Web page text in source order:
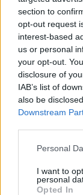
section to
opt-out request
interest-based
us or personal
your opt-out.
disclosure of
IAB’s list of
also be
Downstream
Personal
I want to
personal
Opted In
Pühringerplatz
Hofer
Moos 31
Gemeinde
Autohaus
Reischau 6